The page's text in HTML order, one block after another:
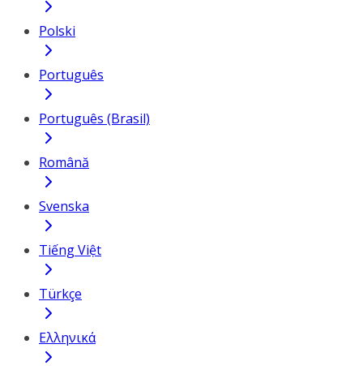
Polski
Português
Português (Brasil)
Română
Svenska
Tiếng Việt
Türkçe
Ελληνικά